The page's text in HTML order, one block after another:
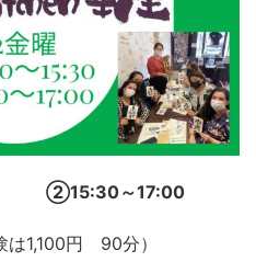
②15:30～17:00
は1,100円 90分）